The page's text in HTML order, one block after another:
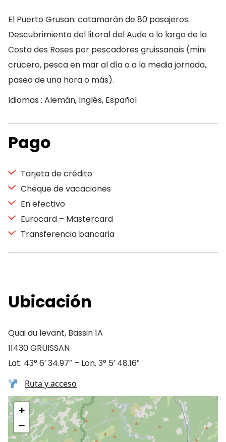
El Puerto Grusan: catamarán de 80 pasajeros.
Descubrimiento del litoral del Aude a lo largo de la
Costa des Roses por pescadores gruissanais (mini
crucero, pesca en mar al día o a la media jornada,
paseo de una hora o más).
Idiomas : Alemán, Inglés, Español
Pago
Tarjeta de crédito
Cheque de vacaciones
En efectivo
Eurocard – Mastercard
Transferencia bancaria
Ubicación
Quai du levant, Bassin 1A
11430 GRUISSAN
Lat. 43° 6′ 34.97″ – Lon. 3° 5′ 48.16″
Ruta y acceso
+
−